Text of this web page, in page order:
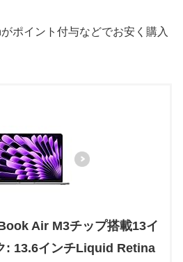
ポイント付与などでお安く購入
Air M3チップ搭載13イ
: 13.6インチLiquid Retina